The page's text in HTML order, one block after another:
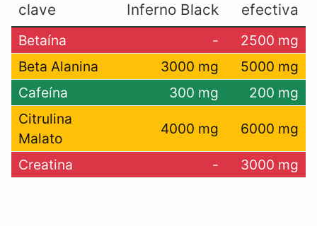
clave
Inferno Black
efectiva
Betaína -
2500 mg
Beta Alanina
3000 mg
5000 mg
Cafeína
300 mg
200 mg
Citrulina
Malato
4000 mg 6000 mg
Creatina - 3000 mg